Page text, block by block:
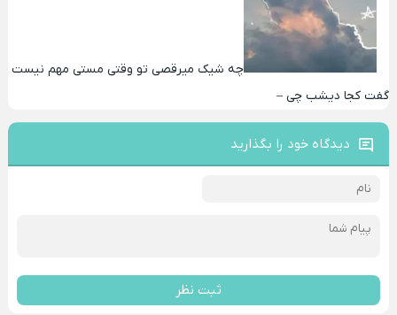
چه شیک میرقصی تو وقتی مستی مهم نیست
گفت کجا دیشب چی –
دیدگاه خود را بگذارید
ثبت نظر